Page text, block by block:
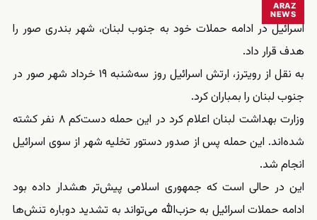
ARAZ
NEWS
اسرائیل در ادامه حملات خود به جنوب لبنان، شهر بندری صور را
هدف قرار داد.
به نقل از رویترز، ارتش اسرائیل روز سه‌شنبه ۱۹ خرداد شهر صور در
جنوب لبنان را بمباران کرد.
وزارت بهداشت لبنان اعلام کرد در این حمله دست‌کم ۸ نفر کشته
شده‌اند. این حمله پس از صدور دستور تخلیه شهر از سوی اسرائیل
انجام شد.
این در حالی است که جمهوری اسلامی پیش‌تر هشدار داده بود
ادامه حملات اسرائیل به حزب‌الله می‌تواند به تشدید دوباره تنش‌ها